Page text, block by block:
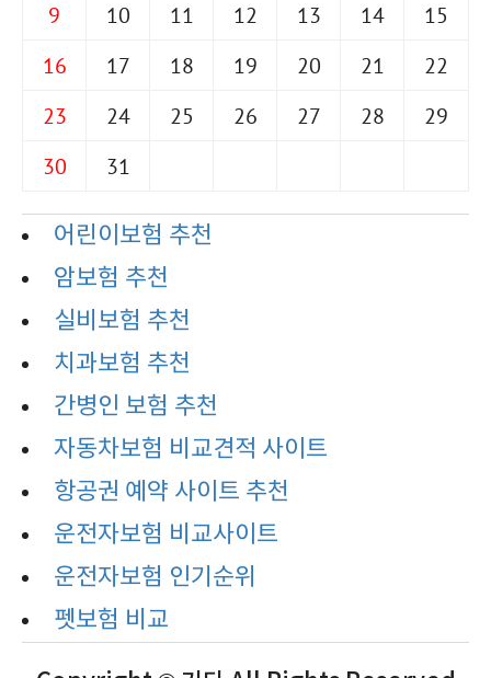
9
10 11 12 13 14
15
16
17 18 19 20 21
22
23
24 25 26 27 28
29
30
31
어린이보험 추천
암보험 추천
실비보험 추천
치과보험 추천
간병인 보험 추천
자동차보험 비교견적 사이트
항공권 예약 사이트 추천
운전자보험 비교사이트
운전자보험 인기순위
펫보험 비교